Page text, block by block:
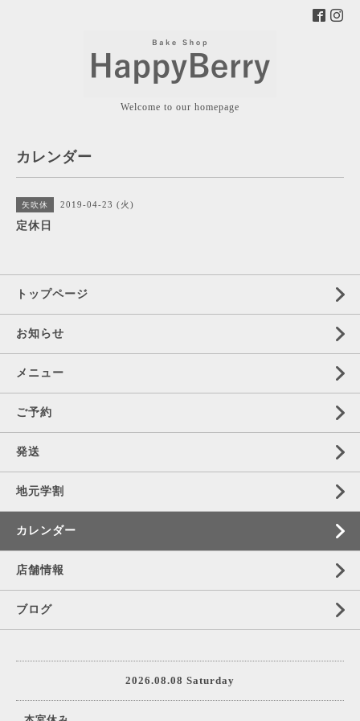
Welcome to our homepage
カレンダー
矢吹休 2019-04-23 (火)
定休日
トップページ
お知らせ
メニュー
ご予約
発送
地元学割
カレンダー
店舗情報
ブログ
2026.08.08 Saturday